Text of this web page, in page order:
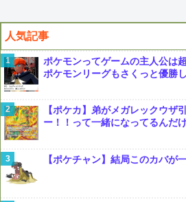
人気記事
ポケモンってゲームの主人公は
ポケモンリーグもさくっと優勝
【ポケカ】弟がメガレックウザ
ー！！って一緒になってるんだ
【ポケチャン】結局このカバが